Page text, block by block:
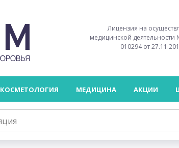
Лицензия на
медицинской
010294 от
КОСМЕТОЛОГИЯ МЕДИЦИНА АКЦИИ